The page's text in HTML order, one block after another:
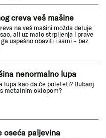
creva veš mašine
na veš mašini možda deluje
ali uz malo strpljenja i prave
uspešno obaviti i sami – bez
nenormalno lupa
lupa kao da će poleteti? Bubanj
metalnim oklopom?
oseća paljevina